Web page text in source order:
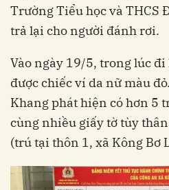
Trường Tiểu học và THCS
trả lại cho người đánh rơi.
Vào ngày 19/5, trong lúc
được chiếc ví da nữ màu
Khang phát hiện có hơn 5
cùng nhiều giấy tờ tùy
(trú tại thôn 1, xã Kông Bơ